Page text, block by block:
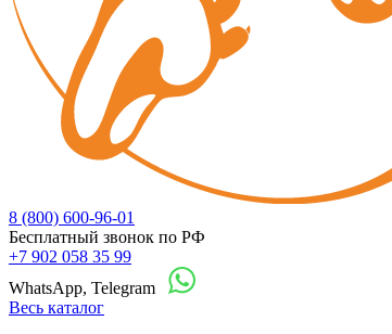
8 (800) 600-96-01
Бесплатный звонок по РФ
+7 902 058 35 99
WhatsApp, Telegram
Весь каталог